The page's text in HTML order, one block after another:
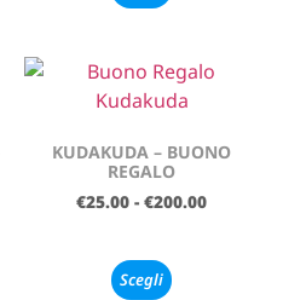
KUDAKUDA – BUONO
REGALO
€25.00 - €200.00
Scegli